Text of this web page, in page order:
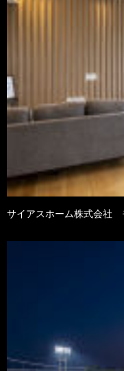
サイアスホーム株式会社